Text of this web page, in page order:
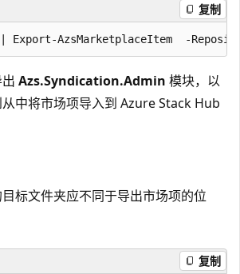
复制
Azs.Syndication.Admin 模块，以
中将市场项导入到 Azure Stack Hub
标文件夹应不同于导出市场项的位
复制